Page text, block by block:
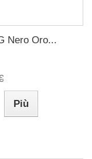
Nero Oro...
Più